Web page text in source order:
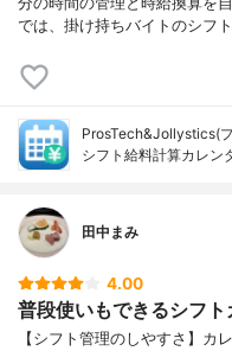
では、掛け持ちバイトのシフ
ProsTech&Jollystics(
シフト給料計算カレン
田中まみ
4.00
普段使いもできるシフト
【シフト管理のしやすさ】カ